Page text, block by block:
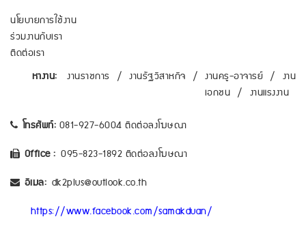
นโยบายการใช้งาน
ร่วมงานกับเรา
ติดต่อเรา
หางาน:
งานราชการ / งานรัฐวิสาหกิจ / งานครู-อาจารย์ / งาน
เอกชน / งานแรงงาน
โทรศัพท์: 081-927-6004 ติดต่อลงโฆษณา
Office : 095-823-1892 ติดต่อลงโฆษณา
อีเมล: dk2plus@outlook.co.th
https://www.facebook.com/samakduan/